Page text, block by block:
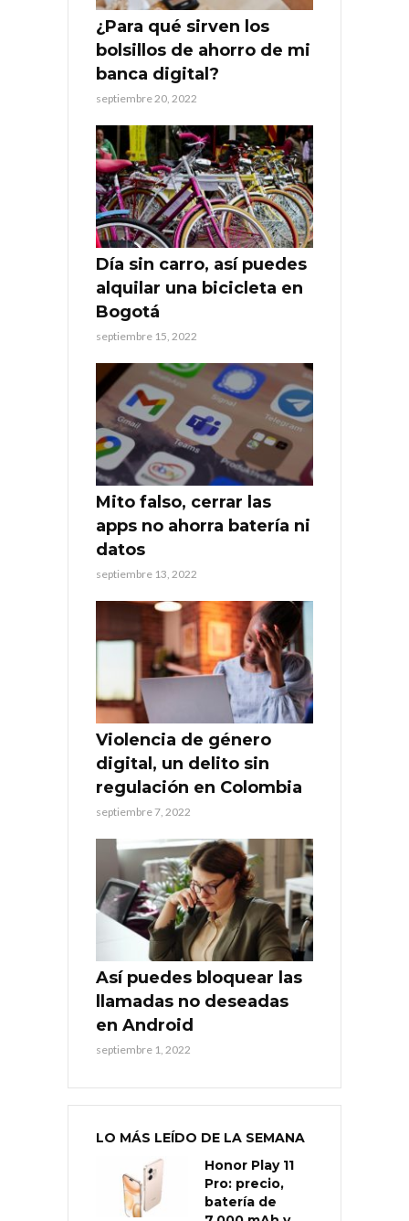
¿Para qué sirven los
bolsillos de ahorro de mi
banca digital?
septiembre 20, 2022
Día sin carro, así puedes
alquilar una bicicleta en
Bogotá
septiembre 15, 2022
Mito falso, cerrar las
apps no ahorra batería ni
datos
septiembre 13, 2022
Violencia de género
digital, un delito sin
regulación en Colombia
septiembre 7, 2022
Así puedes bloquear las
llamadas no deseadas
en Android
septiembre 1, 2022
LO MÁS LEÍDO DE LA SEMANA
Honor Play 11
Pro: precio,
batería de